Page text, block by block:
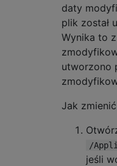
daty
plik został
Wynika to
utworzono
Jak
/
jeśli